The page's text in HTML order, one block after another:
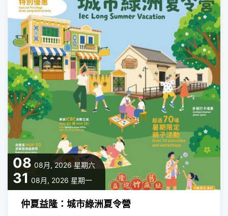
08 08月, 2026 星期六
31 08月, 2026 星期一
仲夏益隆：城市綠洲夏令營